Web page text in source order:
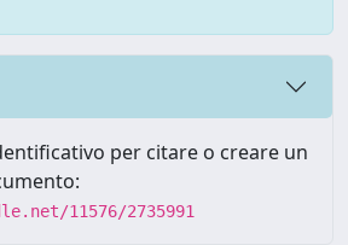
per citare o creare un
11576/2735991